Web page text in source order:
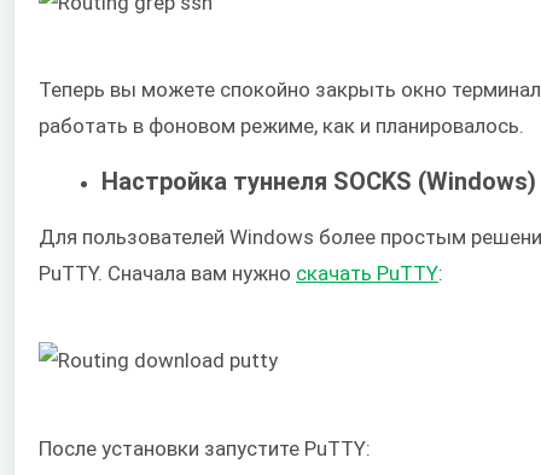
Теперь вы можете спокойно закрыть окно
работать в фоновом режиме, как и планировалось.
Настройка туннеля SOCKS (Windows)
Для пользователей Windows более простым
PuTTY. Сначала вам нужно скачать PuTTY:
После установки запустите PuTTY: